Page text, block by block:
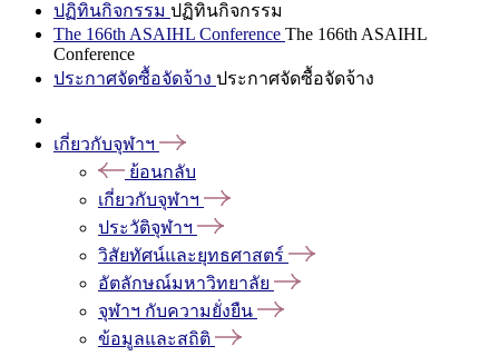
ปฏิทินกิจกรรม ปฏิทินกิจกรรม
The 166th ASAIHL Conference The 166th ASAIHL
Conference
ประกาศจัดซื้อจัดจ้าง ประกาศจัดซื้อจัดจ้าง
เกี่ยวกับจุฬาฯ
ย้อนกลับ
เกี่ยวกับจุฬาฯ
ประวัติจุฬาฯ
วิสัยทัศน์และยุทธศาสตร์
อัตลักษณ์มหาวิทยาลัย
จุฬาฯ กับความยั่งยืน
ข้อมูลและสถิติ